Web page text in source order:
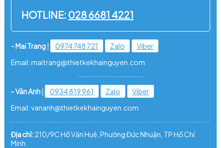
HOTLINE: 028 6681 4221
- Mai Trang| 0974 748 721 Zalo
Viber
Email: maitrang@thietkekhainguyen.com
- Vân Anh| 0934 819 961 Zalo
Viber
Email: vananh@thietkekhainguyen.com
Địa chỉ:210/9C Hồ Văn Huê, Phường Đức Nhuận, TP Hồ Chí
Minh.